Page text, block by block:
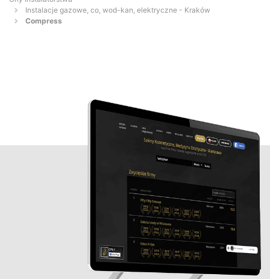
Instalacje gazowe, co, wod-kan, elektryczne - Kraków
Compress